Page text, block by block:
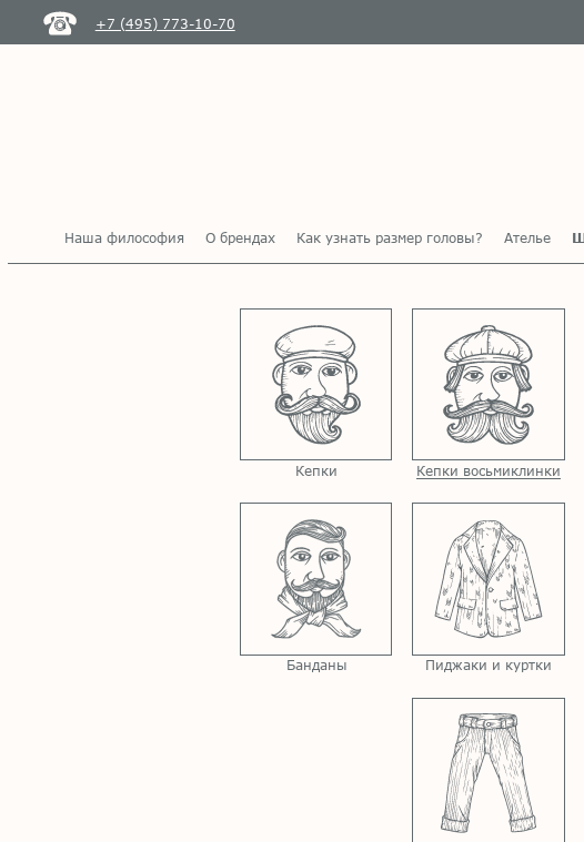
+7 (495) 773-10-70
Наша философия О брендах Как узнать размер головы? Ателье
Кепки Кепки восьмиклинки
Банданы Пиджаки и куртки